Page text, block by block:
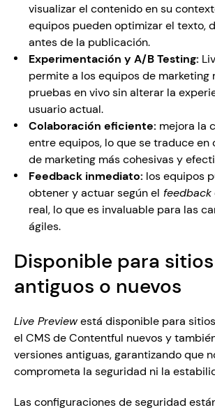
visualizar el contenido en su
equipos pueden optimizar el texto,
antes de la publicación.
Experimentación y A/B Testing:
permite a los equipos de marketing
pruebas en vivo sin alterar la
usuario actual.
Colaboración eficiente: mejora la
entre equipos, lo que se traduce en
de marketing más cohesivas y
Feedback inmediato: los equipos
obtener y actuar según el feedback
real, lo que es invaluable para las
ágiles.
Disponible para
antiguos o nuevos
Live Preview está disponible para
el CMS de Contentful nuevos y
versiones antiguas, garantizando que
comprometa la seguridad ni la
Las configuraciones de seguridad